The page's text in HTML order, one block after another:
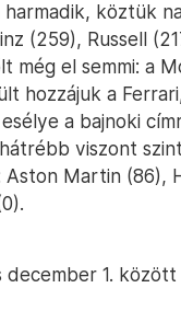
köztük
(259), Russell
még el semmi: a
hozzájuk a
a bajnoki
viszont
Martin (86),
1. között